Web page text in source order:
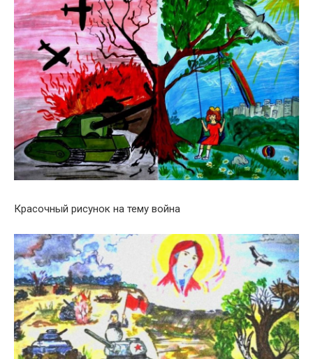
Красочный рисунок на тему война